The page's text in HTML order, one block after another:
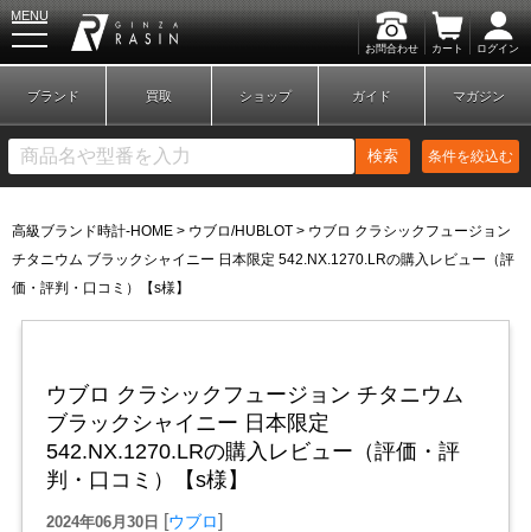
お問合わせ カート ログイン
MENU
新規会員登録 ログイン
ブランド 買取 ショップ ガイド マガジン
検索 条件を絞込む
高級ブランド時計-HOME > ウブロ/HUBLOT > ウブロ クラシックフュージョン
チタニウム ブラックシャイニー 日本限定 542.NX.1270.LRの購入レビュー（評
価・評判・口コミ）【s様】
ウブロ クラシックフュージョン チタニウム
ブラックシャイニー 日本限定
542.NX.1270.LRの購入レビュー（評価・評
判・口コミ）【s様】
2024年06月30日 [ウブロ]